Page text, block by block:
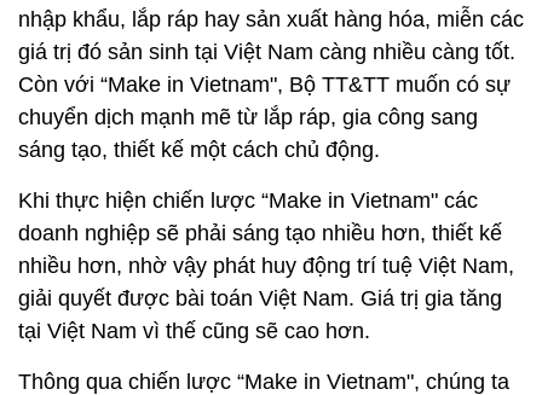
nhập khẩu, lắp ráp hay sản xuất hàng hóa, miễn các
giá trị đó sản sinh tại Việt Nam càng nhiều càng tốt.
Còn với “Make in Vietnam", Bộ TT&TT muốn có sự
chuyển dịch mạnh mẽ từ lắp ráp, gia công sang
sáng tạo, thiết kế một cách chủ động.
Khi thực hiện chiến lược “Make in Vietnam" các
doanh nghiệp sẽ phải sáng tạo nhiều hơn, thiết kế
nhiều hơn, nhờ vậy phát huy động trí tuệ Việt Nam,
giải quyết được bài toán Việt Nam. Giá trị gia tăng
tại Việt Nam vì thế cũng sẽ cao hơn.
Thông qua chiến lược “Make in Vietnam", chúng ta